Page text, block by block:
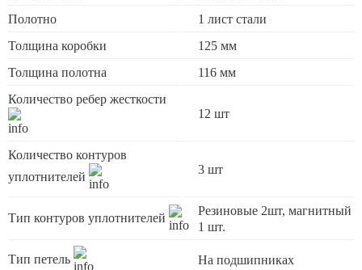
Полотно
1 лист стали
Толщина коробки
125 мм
Толщина полотна
116 мм
Количество ребер жесткости
12 шт
Количество контуров
уплотнителей
3 шт
Тип контуров уплотнителей
Резиновые 2шт, магнитный
1 шт.
Тип петель На подшипниках